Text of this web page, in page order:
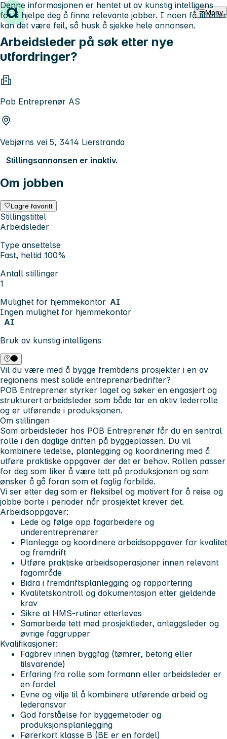
Hopp til innhold Meny
Arbeidsleder på søk etter nye
utfordringer?
Pob Entreprenør AS
Vebjørns vei 5, 3414 Lierstranda
Stillingsannonsen er inaktiv.
Om jobben
Lagre favoritt
Stillingstittel
Arbeidsleder
Type ansettelse
Fast, heltid 100%
Antall stillinger
1
Mulighet for hjemmekontor AI
Ingen mulighet for hjemmekontor
AI
Bruk av kunstig intelligens
Denne informasjonen er hentet ut av kunstig intelligens
for å hjelpe deg å finne relevante jobber. I noen få tilfeller
kan det være feil, så husk å sjekke hele annonsen.
Vil du være med å bygge fremtidens prosjekter i en av
regionens mest solide entreprenørbedrifter?
POB Entreprenør styrker laget og søker en engasjert og
strukturert arbeidsleder som både tar en aktiv lederrolle
og er utførende i produksjonen.
Om stillingen
Som arbeidsleder hos POB Entreprenør får du en sentral
rolle i den daglige driften på byggeplassen. Du vil
kombinere ledelse, planlegging og koordinering med å
utføre praktiske oppgaver der det er behov. Rollen passer
for deg som liker å være tett på produksjonen og som
ønsker å gå foran som et faglig forbilde.
Vi ser etter deg som er fleksibel og motivert for å reise og
jobbe borte i perioder når prosjektet krever det.
Arbeidsoppgaver:
Lede og følge opp fagarbeidere og
underentreprenører
Planlegge og koordinere arbeidsoppgaver for kvalitet
og fremdrift
Utføre praktiske arbeidsoperasjoner innen relevant
fagområde
Bidra i fremdriftsplanlegging og rapportering
Kvalitetskontroll og dokumentasjon etter gjeldende
krav
Sikre at HMS-rutiner etterleves
Samarbeide tett med prosjektleder, anleggsleder og
øvrige faggrupper
Kvalifikasjoner:
Fagbrev innen byggfag (tømrer, betong eller
tilsvarende)
Erfaring fra rolle som formann eller arbeidsleder er
en fordel
Evne og vilje til å kombinere utførende arbeid og
lederansvar
God forståelse for byggemetoder og
produksjonsplanlegging
Førerkort klasse B (BE er en fordel)